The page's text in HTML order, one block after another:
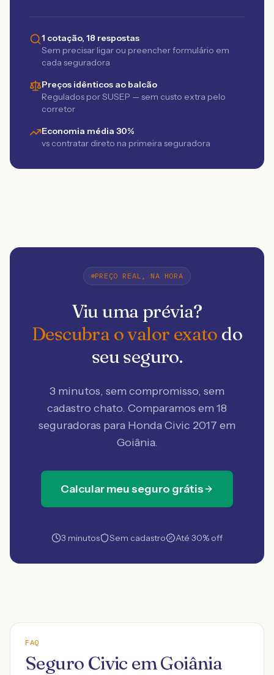
1 cotação, 18 respostas
Sem precisar ligar ou preencher formulário em
cada seguradora
Preços idênticos ao balcão
Regulados por SUSEP — sem custo extra pelo
corretor
Economia média 30%
vs contratar direto na primeira seguradora
PREÇO REAL, NA HORA
Viu uma prévia?
Descubra o valor exato do
seu seguro.
3 minutos, sem compromisso, sem
cadastro chato. Comparamos em 18
seguradoras para Honda Civic 2017 em
Goiânia.
Calcular meu seguro grátis
3 minutos Sem cadastro Até 30% off
FAQ
Seguro Civic em Goiânia